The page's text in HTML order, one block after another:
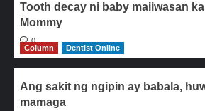
Tooth decay ni baby maiiwasan
Mommy
0
Column
Dentist Online
Ang sakit ng ngipin ay babala,
mamaga